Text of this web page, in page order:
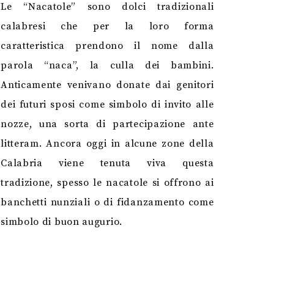
Le “Nacatole” sono dolci tradizionali
calabresi che per la loro forma
caratteristica prendono il nome dalla
parola “naca”, la culla dei bambini.
Anticamente venivano donate dai genitori
dei futuri sposi come simbolo di invito alle
nozze, una sorta di partecipazione ante
litteram. Ancora oggi in alcune zone della
Calabria viene tenuta viva questa
tradizione, spesso le nacatole si offrono ai
banchetti nunziali o di fidanzamento come
simbolo di buon augurio.